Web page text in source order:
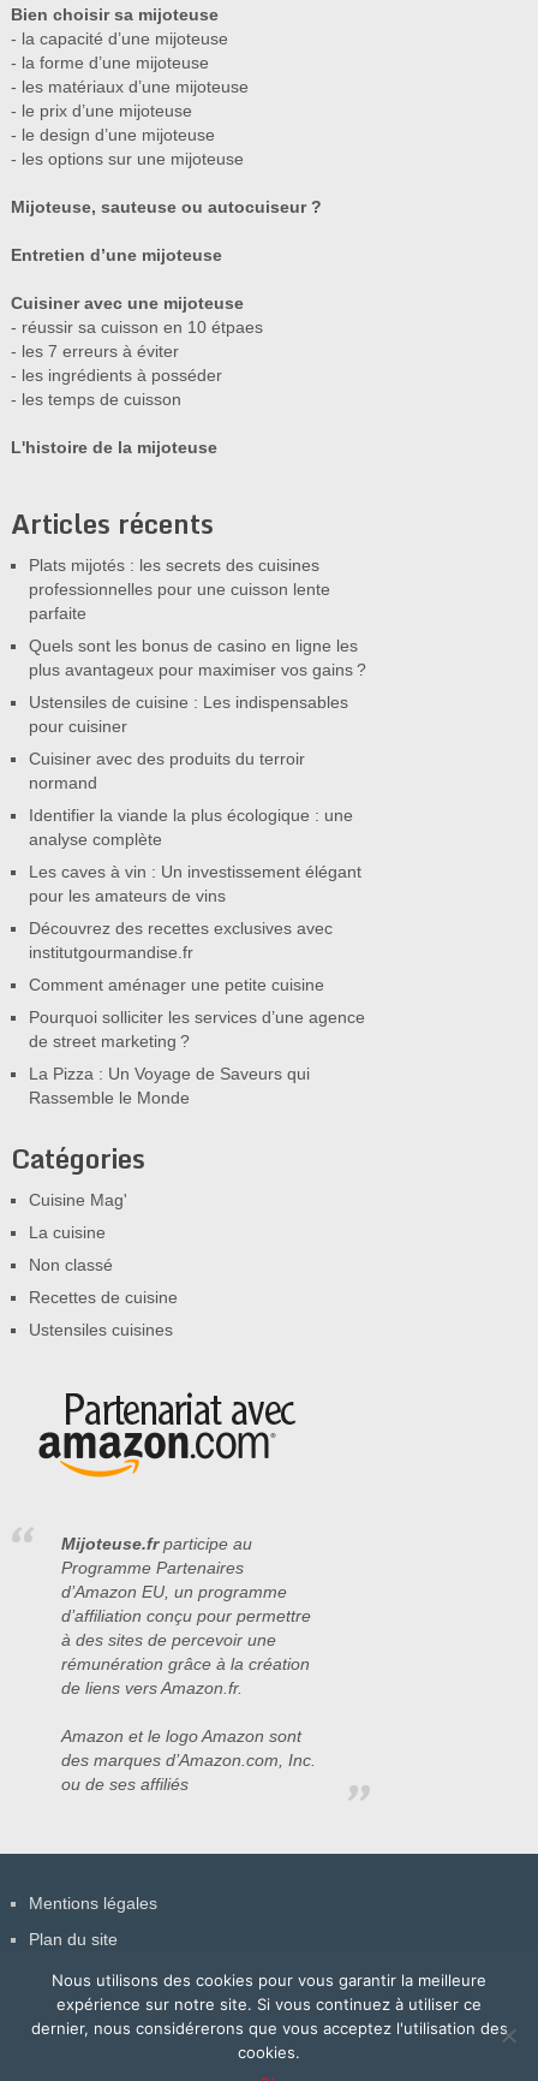
Bien choisir sa mijoteuse
- la capacité d’une mijoteuse
- la forme d’une mijoteuse
- les matériaux d’une mijoteuse
- le prix d’une mijoteuse
- le design d’une mijoteuse
- les options sur une mijoteuse
Mijoteuse, sauteuse ou autocuiseur ?
Entretien d’une mijoteuse
Cuisiner avec une mijoteuse
- réussir sa cuisson en 10 étpaes
- les 7 erreurs à éviter
- les ingrédients à posséder
- les temps de cuisson
L'histoire de la mijoteuse
Articles récents
Plats mijotés : les secrets des cuisines
professionnelles pour une cuisson lente
parfaite
Quels sont les bonus de casino en ligne les
plus avantageux pour maximiser vos gains ?
Ustensiles de cuisine : Les indispensables
pour cuisiner
Cuisiner avec des produits du terroir
normand
Identifier la viande la plus écologique : une
analyse complète
Les caves à vin : Un investissement élégant
pour les amateurs de vins
Découvrez des recettes exclusives avec
institutgourmandise.fr
Comment aménager une petite cuisine
Pourquoi solliciter les services d’une agence
de street marketing ?
La Pizza : Un Voyage de Saveurs qui
Rassemble le Monde
Catégories
Cuisine Mag'
La cuisine
Non classé
Recettes de cuisine
Ustensiles cuisines
Mijoteuse.frparticipe au
Programme Partenaires
d’Amazon EU, un programme
d’affiliation conçu pour permettre
à des sites de percevoir une
rémunération grâce à la création
de liens vers Amazon.fr.
Amazon et le logo Amazon sont
des marques d’Amazon.com, Inc.
ou de ses affiliés
Mentions légales
Plan du site
Contact
Nous utilisons des cookies pour vous garantir la meilleure
expérience sur notre site. Si vous continuez à utiliser ce
dernier, nous considérerons que vous acceptez l'utilisation des
cookies.